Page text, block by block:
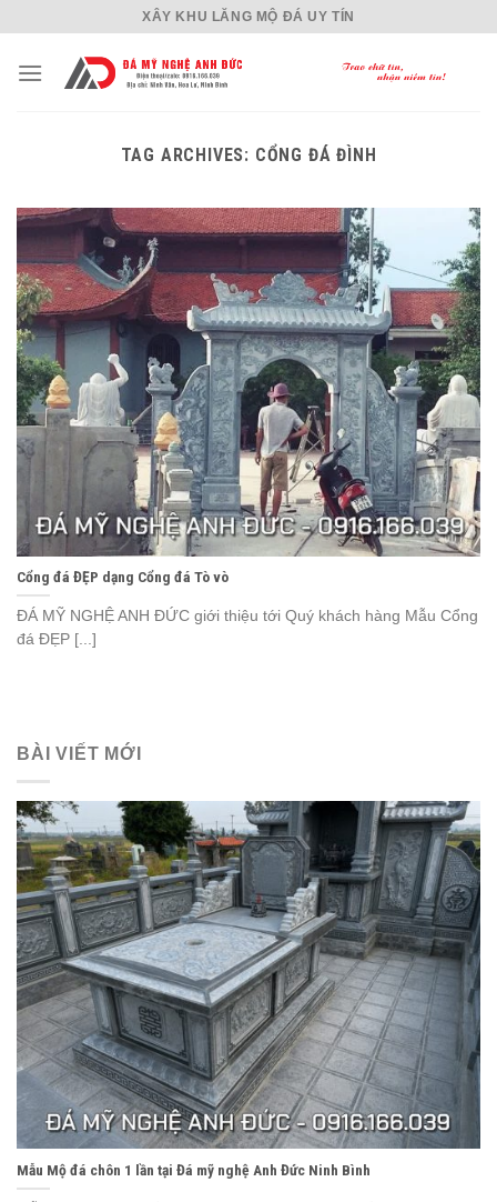
content
XÂY KHU LĂNG MỘ ĐÁ UY TÍN
TAG ARCHIVES: CỔNG ĐÁ ĐÌNH
Cổng đá ĐẸP dạng Cổng đá Tò vò
ĐÁ MỸ NGHỆ ANH ĐỨC giới thiệu tới Quý khách hàng Mẫu Cổng
đá ĐẸP [...]
BÀI VIẾT MỚI
Mẫu Mộ đá chôn 1 lần tại Đá mỹ nghệ Anh Đức Ninh Bình